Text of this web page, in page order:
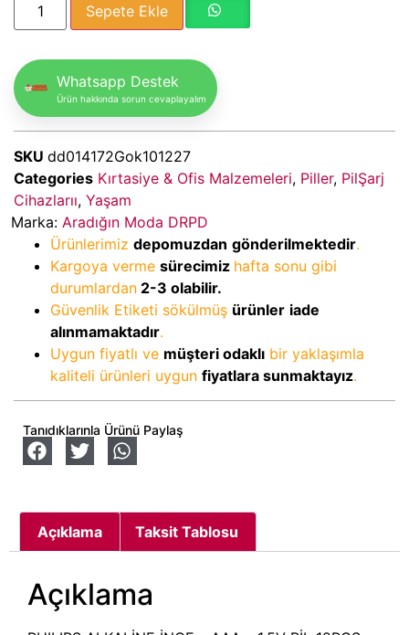
Sepete Ekle
Whatsapp Destek
Ürün hakkında sorun cevaplayalım
SKU dd014172Gok101227
Categories Kırtasiye & Ofis Malzemeleri, Piller, PilŞarj
Cihazlarıı, Yaşam
Marka: Aradığın Moda DRPD
Ürünlerimiz depomuzdan gönderilmektedir.
Kargoya verme sürecimiz hafta sonu gibi
durumlardan 2-3 olabilir.
Güvenlik Etiketi sökülmüş ürünler iade
alınmamaktadır.
Uygun fiyatlı ve müşteri odaklı bir yaklaşımla
kaliteli ürünleri uygun fiyatlara sunmaktayız.
Tanıdıklarınla Ürünü Paylaş
Açıklama Taksit Tablosu
Açıklama